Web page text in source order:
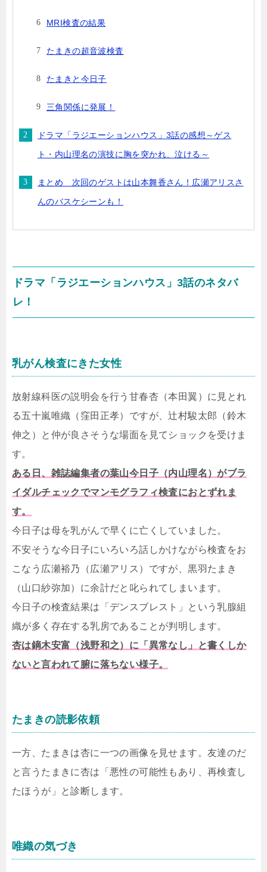
MRI検査の結果
たまきの超音波検査
たまきと今日子
三角関係に発展！
ドラマ「ラジエーションハウス」3話の感想～ゲス
ト・内山理名の演技に胸を突かれ、泣ける～
まとめ 次回のゲストは山本舞香さん！広瀬アリスさ
んのバスケシーンも！
ドラマ「ラジエーションハウス」3話のネタバ
レ！
乳がん検査にきた女性
放射線科医の説明会を行う甘春杏（本田翼）に見とれ
る五十嵐唯織（窪田正孝）ですが、辻村駿太郎（鈴木
伸之）と仲が良さそうな場面を見てショックを受けま
す。
ある日、雑誌編集者の葉山今日子（内山理名）がブラ
イダルチェックでマンモグラフィ検査におとずれま
す。
今日子は母を乳がんで早くに亡くしていました。
不安そうな今日子にいろいろ話しかけながら検査をお
こなう広瀬裕乃（広瀬アリス）ですが、黒羽たまき
（山口紗弥加）に余計だと叱られてしまいます。
今日子の検査結果は「デンスブレスト」という乳腺組
織が多く存在する乳房であることが判明します。
杏は鏑木安富（浅野和之）に「異常なし」と書くしか
ないと言われて腑に落ちない様子。
たまきの読影依頼
一方、たまきは杏に一つの画像を見せます。友達のだ
と言うたまきに杏は「悪性の可能性もあり、再検査し
たほうが」と診断します。
唯織の気づき